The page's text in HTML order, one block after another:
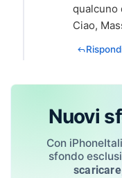
qualcuno
Ciao,
Nuovi
Con
sfondo
scaricare